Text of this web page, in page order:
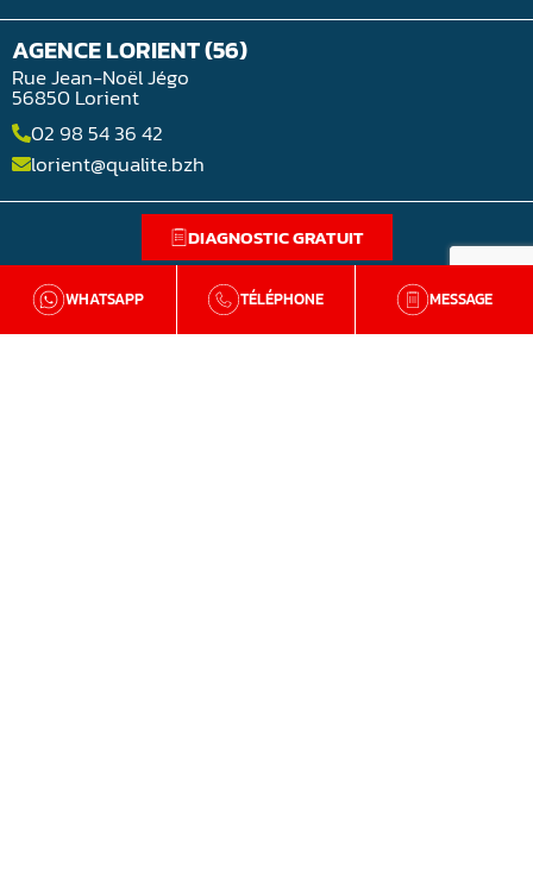
WHATSAPP TÉLÉPHONE MESSAGE
AGENCE LORIENT (56)
Rue Jean-Noël Jégo
56850 Lorient
02 98 54 36 42
lorient@qualite.bzh
DIAGNOSTIC GRATUIT